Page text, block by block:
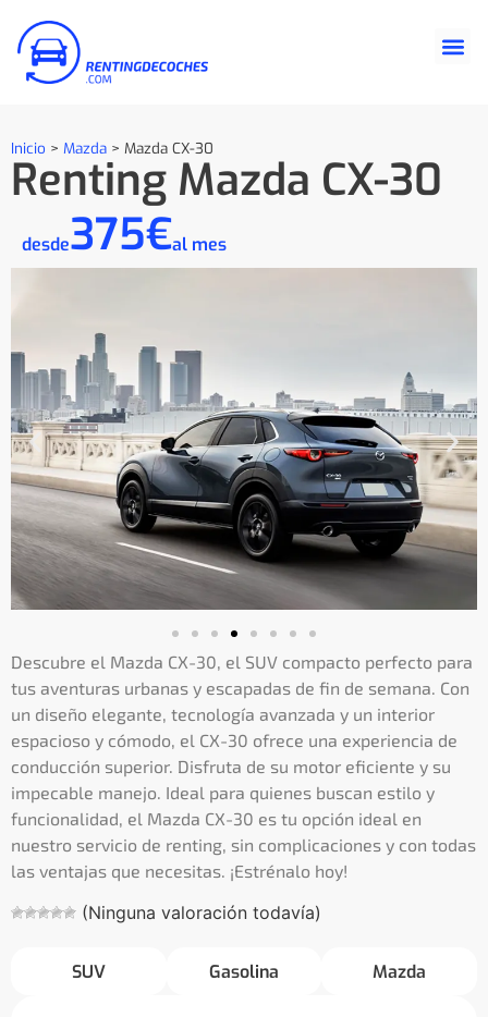
Inicio > Mazda > Mazda CX-30
Renting Mazda CX-30
desde375€al mes
Descubre el Mazda CX-30, el SUV compacto perfecto para
tus aventuras urbanas y escapadas de fin de semana. Con
un diseño elegante, tecnología avanzada y un interior
espacioso y cómodo, el CX-30 ofrece una experiencia de
conducción superior. Disfruta de su motor eficiente y su
impecable manejo. Ideal para quienes buscan estilo y
funcionalidad, el Mazda CX-30 es tu opción ideal en
nuestro servicio de renting, sin complicaciones y con todas
las ventajas que necesitas. ¡Estrénalo hoy!
(Ninguna valoración todavía)
SUV Gasolina Mazda